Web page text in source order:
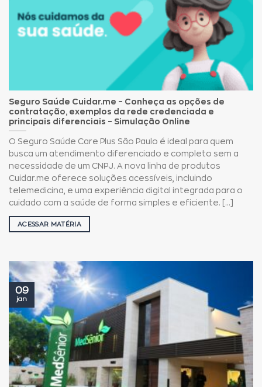
Seguro Saúde Cuidar.me – Conheça as opções de
contratação, exemplos da rede credenciada e
principais diferenciais – Simulação Online
O Seguro Saúde Care Plus São Paulo é ideal para quem
busca um atendimento diferenciado e completo sem a
necessidade de um CNPJ. A nova linha de produtos
Cuidar.me oferece soluções acessíveis, incluindo
telemedicina, e uma experiência digital integrada para o
cuidado com a saúde de forma simples e eficiente. [...]
ACESSAR MATÉRIA
09
jan